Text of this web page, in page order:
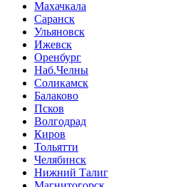
Махачкала
Саранск
Ульяновск
Ижевск
Оренбург
Наб.Челны
Соликамск
Балаково
Псков
Волгодрад
Киров
Тольятти
Челябинск
Нижний Талиг